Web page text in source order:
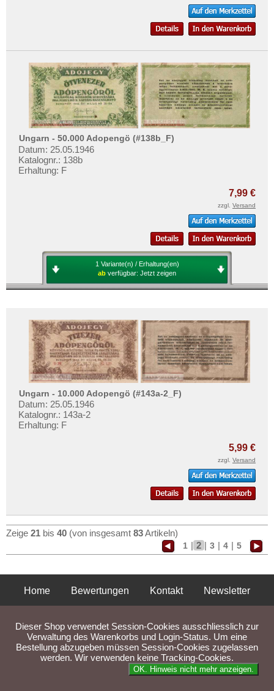
Ungarn - 50.000 Adopengö (#138b_F)
Datum: 25.05.1946
Katalognr.: 138b
Erhaltung: F
7,99 €
zzgl. Versand
1 Variante(n) / Erhaltung(en)
ab verfügbar: Jetzt zeigen
Ungarn - 10.000 Adopengö (#143a-2_F)
Datum: 25.05.1946
Katalognr.: 143a-2
Erhaltung: F
5,99 €
zzgl. Versand
Zeige 21 bis 40 (von insgesamt 83Artikeln)
1 | 2 | 3 | 4 | 5
Home Bewertungen Kontakt
Newsletter
Liefer- und Versandkosten
Dieser Shop verwendet Session-Cookies ausschliesslich zur
Verwaltung des Warenkorbs und Login-Status. Um eine
Bestellung abzugeben müssen Session-Cookies zugelassen
werden. Wir verwenden keine Tracking-Cookies.
OK. Hinweis nicht mehr anzeigen.